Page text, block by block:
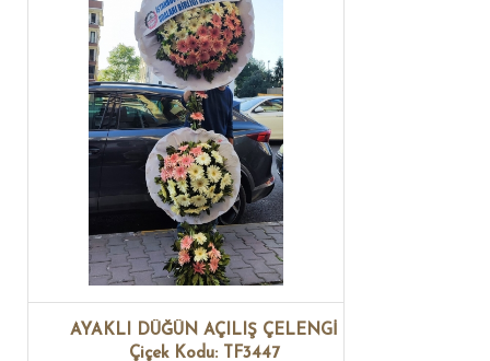
AYAKLI DÜĞÜN AÇILIŞ ÇELENGİ
Çiçek Kodu: TF3447